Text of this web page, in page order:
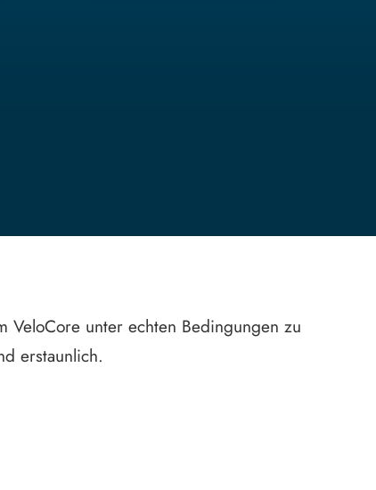
VeloCore unter echten Bedingungen zu
erstaunlich.